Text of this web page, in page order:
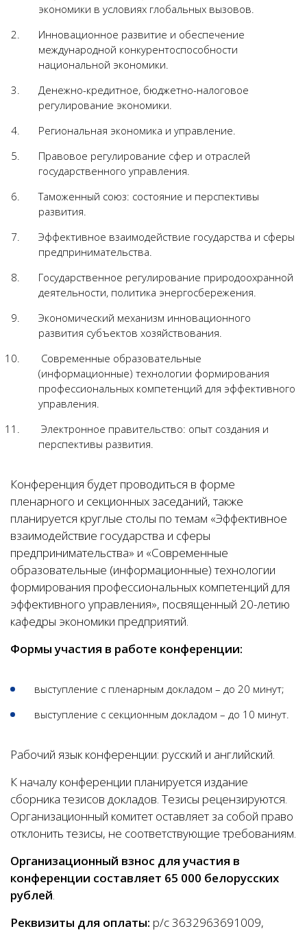
экономики в условиях глобальных вызовов.
Инновационное развитие и обеспечение
международной конкурентоспособности
национальной экономики.
Денежно-кредитное, бюджетно-налоговое
регулирование экономики.
Региональная экономика и управление.
Правовое регулирование сфер и отраслей
государственного управления.
Таможенный союз: состояние и перспективы
развития.
Эффективное взаимодействие государства и сферы
предпринимательства.
Государственное регулирование природоохранной
деятельности, политика энергосбережения.
Экономический механизм инновационного
развития субъектов хозяйствования.
Современные образовательные
(информационные) технологии формирования
профессиональных компетенций для эффективного
управления.
Электронное правительство: опыт создания и
перспективы развития.
Конференция будет проводиться в форме
пленарного и секционных заседаний, также
планируется круглые столы по темам «Эффективное
взаимодействие государства и сферы
предпринимательства» и «Современные
образовательные (информационные) технологии
формирования профессиональных компетенций для
эффективного управления», посвященный 20-летию
кафедры экономики предприятий.
Формы участия в работе конференции:
выступление с пленарным докладом – до 20 минут;
выступление с секционным докладом – до 10 минут.
Рабочий язык конференции: русский и английский.
К началу конференции планируется издание
сборника тезисов докладов. Тезисы рецензируются.
Организационный комитет оставляет за собой право
отклонить тезисы, не соответствующие требованиям.
Организационный взнос для участия в
конференции составляет 65 000 белорусских
рублей.
Реквизиты для оплаты: р/с 3632963691009,